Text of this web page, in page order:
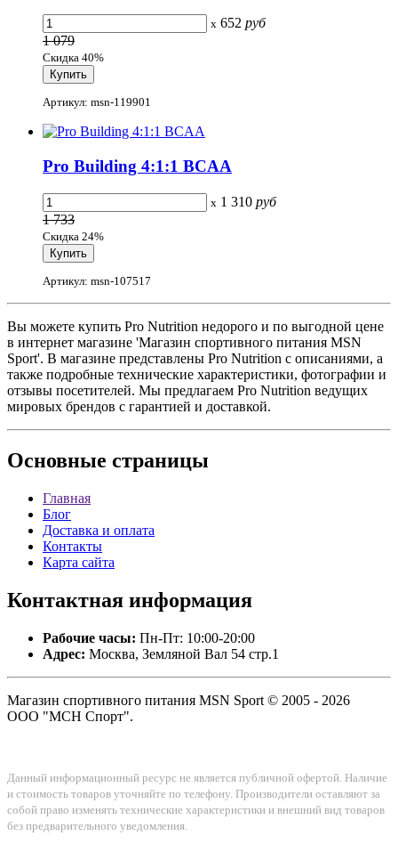
x 652 руб
1 079
Скидка 40%
Артикул: msn-119901
Pro Building 4:1:1 BCAA
x 1 310 руб
1 733
Скидка 24%
Артикул: msn-107517
Вы можете купить Pro Nutrition недорого и по выгодной цене
в интернет магазине 'Магазин спортивного питания MSN
Sport'. В магазине представлены Pro Nutrition с описаниями, а
также подробные технические характеристики, фотографии и
отзывы посетителей. Мы предлагаем Pro Nutrition ведущих
мировых брендов с гарантией и доставкой.
Основные страницы
Главная
Блог
Доставка и оплата
Контакты
Карта сайта
Контактная информация
Рабочие часы: Пн-Пт: 10:00-20:00
Адрес: Москва, Земляной Вал 54 стр.1
Магазин спортивного питания MSN Sport © 2005 - 2026
ООО "МСН Спорт".
Данный информационный ресурс не является публичной офертой. Наличие
и стоимость товаров уточняйте по телефону. Производители оставляют за
собой право изменять технические характеристики и внешний вид товаров
без предварительного уведомления.